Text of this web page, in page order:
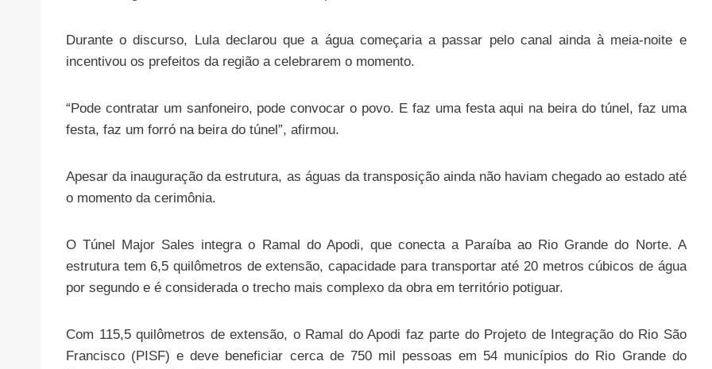
Durante o discurso, Lula declarou que a água começaria a passar pelo canal ainda à meia-noite e
incentivou os prefeitos da região a celebrarem o momento.
“Pode contratar um sanfoneiro, pode convocar o povo. E faz uma festa aqui na beira do túnel, faz uma
festa, faz um forró na beira do túnel”, afirmou.
Apesar da inauguração da estrutura, as águas da transposição ainda não haviam chegado ao estado até
o momento da cerimônia.
O Túnel Major Sales integra o Ramal do Apodi, que conecta a Paraíba ao Rio Grande do Norte. A
estrutura tem 6,5 quilômetros de extensão, capacidade para transportar até 20 metros cúbicos de água
por segundo e é considerada o trecho mais complexo da obra em território potiguar.
Com 115,5 quilômetros de extensão, o Ramal do Apodi faz parte do Projeto de Integração do Rio São
Francisco (PISF) e deve beneficiar cerca de 750 mil pessoas em 54 municípios do Rio Grande do